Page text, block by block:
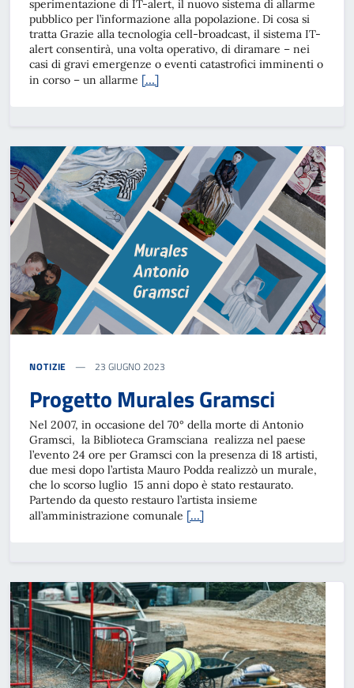
sperimentazione di IT-alert, il nuovo sistema di allarme
pubblico per l’informazione alla popolazione. Di cosa si
tratta Grazie alla tecnologia cell-broadcast, il sistema IT-
alert consentirà, una volta operativo, di diramare – nei
casi di gravi emergenze o eventi catastrofici imminenti o
in corso – un allarme […]
NOTIZIE 23 GIUGNO 2023
Progetto Murales Gramsci
Nel 2007, in occasione del 70° della morte di Antonio
Gramsci, la Biblioteca Gramsciana realizza nel paese
l’evento 24 ore per Gramsci con la presenza di 18 artisti,
due mesi dopo l’artista Mauro Podda realizzò un murale,
che lo scorso luglio 15 anni dopo è stato restaurato.
Partendo da questo restauro l’artista insieme
all’amministrazione comunale […]